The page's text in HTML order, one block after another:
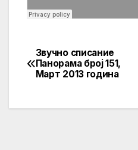
Post
navigation
Звучно списание
Панорама број 151,
Март 2013 година